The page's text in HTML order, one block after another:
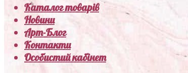
Каталог товарів
Новини
Арт-Блог
Контакти
Особистий кабінет